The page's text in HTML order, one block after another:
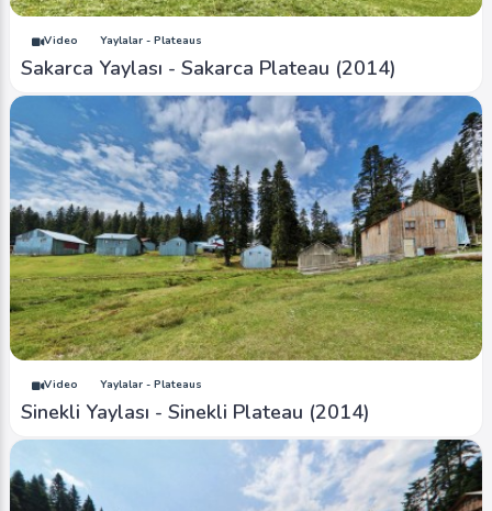
Video Yaylalar - Plateaus
Sakarca Yaylası - Sakarca Plateau (2014)
Video Yaylalar - Plateaus
Sinekli Yaylası - Sinekli Plateau (2014)